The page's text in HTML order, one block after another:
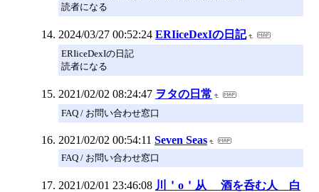
読者になる
2024/03/27 00:52:24 ERIiceDexIの日記
ERIiceDexIの日記
読者になる
2021/02/02 08:24:47 ヲタの日常
FAQ / お問い合わせ窓口
2021/02/02 00:54:11 Seven Seas
FAQ / お問い合わせ窓口
2021/02/01 23:46:08 川＇o＇从 酒を呑む人 白